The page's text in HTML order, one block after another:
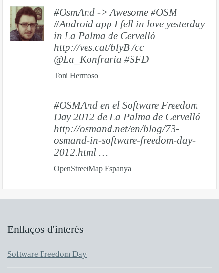
#OsmAnd -> Awesome #OSM
#Android app I fell in love yesterday
in La Palma de Cervelló
http://ves.cat/blyB /cc
@La_Konfraria #SFD
Toni Hermoso
#OSMAnd en el Software Freedom
Day 2012 de La Palma de Cervelló
http://osmand.net/en/blog/73-
osmand-in-software-freedom-day-
2012.html …
OpenStreetMap Espanya
Enllaços d'interès
Software Freedom Day